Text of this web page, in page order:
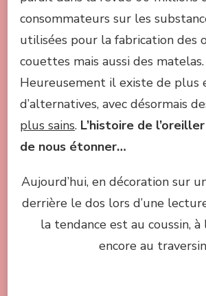
consommateurs sur les
utilisées pour la fabrication des
couettes mais aussi des matelas.
Heureusement il existe de plus
d’alternatives, avec désormais
plus sains. L’histoire de
de nous étonner…
Aujourd’hui, en décoration sur
derrière le dos lors d’une
la tendance est au coussin, à
encore au